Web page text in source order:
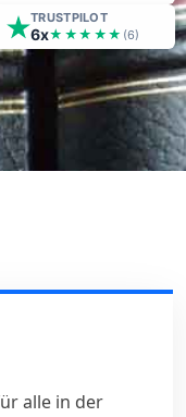
TRUSTPILOT
6x★★★★★ (6)
alle in der